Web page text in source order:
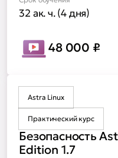
32 ак. ч. (4 дня)
48 000 ₽
Astra Linux
Практический курс
Безопасность
Edition 1.7